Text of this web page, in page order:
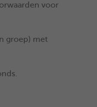
voor
groep) met